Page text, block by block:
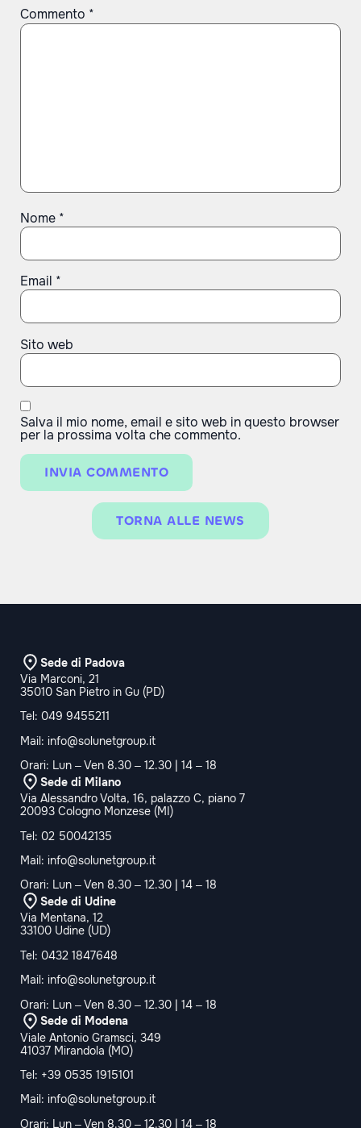
Commento *
Nome *
Email *
Sito web
Salva il mio nome, email e sito web in questo browser
per la prossima volta che commento.
TORNA ALLE NEWS
Sede di Padova
Via Marconi, 21
35010 San Pietro in Gu (PD)
Tel: 049 9455211
Mail: info@solunetgroup.it
Orari: Lun – Ven 8.30 – 12.30 | 14 – 18
Sede di Milano
Via Alessandro Volta, 16, palazzo C, piano 7
20093 Cologno Monzese (MI)
Tel: 02 50042135
Mail: info@solunetgroup.it
Orari: Lun – Ven 8.30 – 12.30 | 14 – 18
Sede di Udine
Via Mentana, 12
33100 Udine (UD)
Tel: 0432 1847648
Mail: info@solunetgroup.it
Orari: Lun – Ven 8.30 – 12.30 | 14 – 18
Sede di Modena
Viale Antonio Gramsci, 349
41037 Mirandola (MO)
Tel: +39 0535 1915101
Mail: info@solunetgroup.it
Orari: Lun – Ven 8.30 – 12.30 | 14 – 18